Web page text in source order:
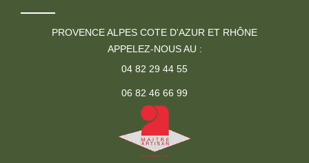
PROVENCE ALPES COTE D'AZUR ET RHÔNE
APPELEZ-NOUS AU :
04 82 29 44 55
06 82 46 66 99